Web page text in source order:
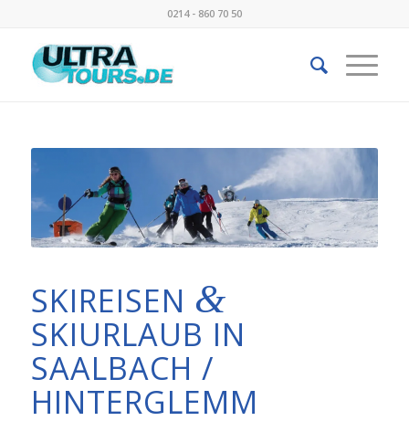
0214 - 860 70 50
SKIREISEN &
SKIURLAUB IN
SAALBACH /
HINTERGLEMM